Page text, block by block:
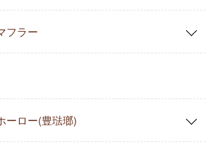
フラー
ーロー(豊琺瑯)